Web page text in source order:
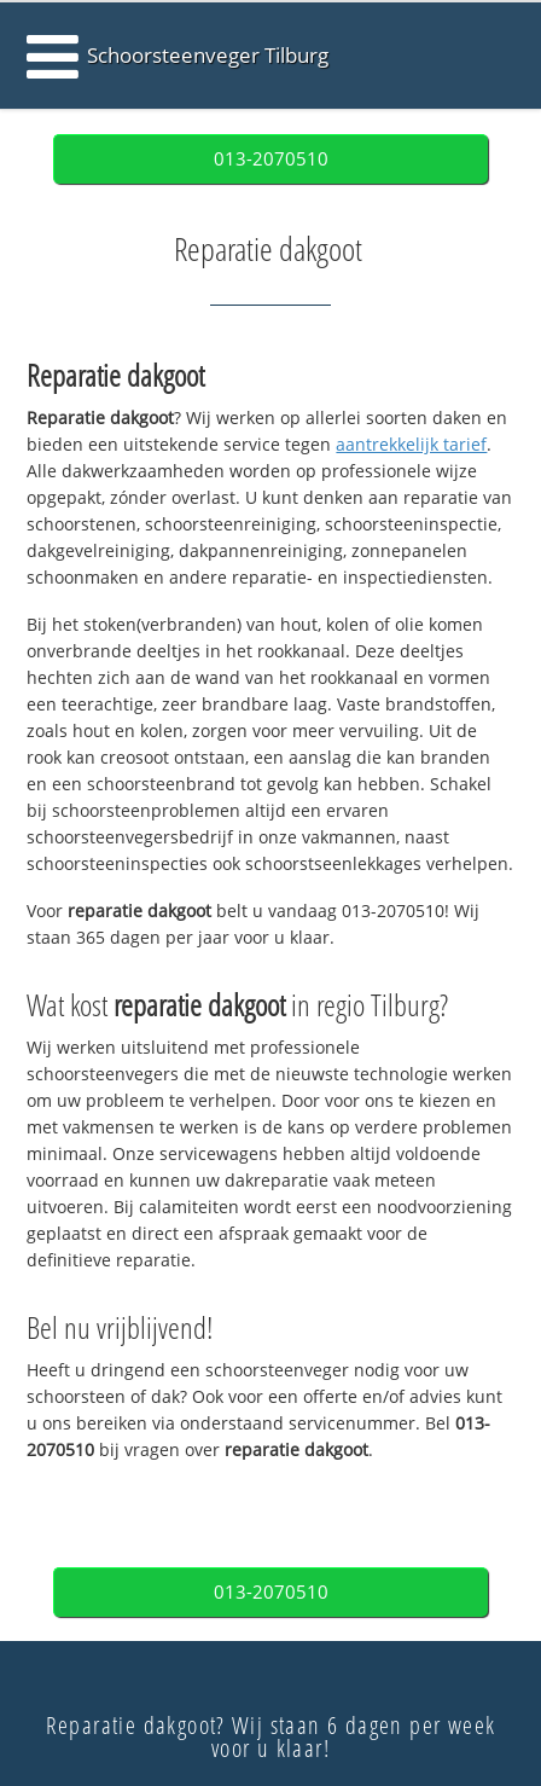
Schoorsteenveger Tilburg
013-2070510
Reparatie dakgoot
Reparatie dakgoot
Reparatie dakgoot? Wij werken op allerlei soorten daken en
bieden een uitstekende service tegenaantrekkelijk tarief.
Alle dakwerkzaamheden worden op professionele wijze
opgepakt, zónder overlast. U kunt denken aan reparatie van
schoorstenen, schoorsteenreiniging, schoorsteeninspectie,
dakgevelreiniging, dakpannenreiniging, zonnepanelen
schoonmaken en andere reparatie- en inspectiediensten.
Bij het stoken(verbranden) van hout, kolen of olie komen
onverbrande deeltjes in het rookkanaal. Deze deeltjes
hechten zich aan de wand van het rookkanaal en vormen
een teerachtige, zeer brandbare laag. Vaste brandstoffen,
zoals hout en kolen, zorgen voor meer vervuiling. Uit de
rook kan creosoot ontstaan, een aanslag die kan branden
en een schoorsteenbrand tot gevolg kan hebben. Schakel
bij schoorsteenproblemen altijd een ervaren
schoorsteenvegersbedrijf in onze vakmannen, naast
schoorsteeninspecties ook schoorstseenlekkages verhelpen.
Voor reparatie dakgootbelt u vandaag 013-2070510! Wij
staan 365 dagen per jaar voor u klaar.
Wat kostreparatie dakgootin regio Tilburg?
Wij werken uitsluitend met professionele
schoorsteenvegers die met de nieuwste technologie werken
om uw probleem te verhelpen. Door voor ons te kiezen en
met vakmensen te werken is de kans op verdere problemen
minimaal. Onze servicewagens hebben altijd voldoende
voorraad en kunnen uw dakreparatie vaak meteen
uitvoeren. Bij calamiteiten wordt eerst een noodvoorziening
geplaatst en direct een afspraak gemaakt voor de
definitieve reparatie.
Bel nu vrijblijvend!
Heeft u dringend een schoorsteenveger nodig voor uw
schoorsteen of dak? Ook voor een offerte en/of advies kunt
u ons bereiken via onderstaand servicenummer. Bel013-
2070510 bij vragen over reparatie dakgoot.
013-2070510
Reparatie dakgoot? Wij staan 6 dagen per week
voor u klaar!